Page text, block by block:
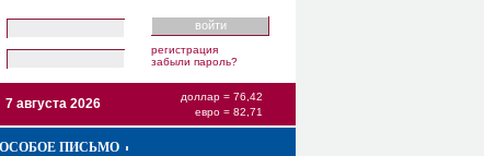
регистрация
забыли пароль?
доллар = 76,42
евро = 82,71
7 августа 2026
ОСОБОЕ ПИСЬМО